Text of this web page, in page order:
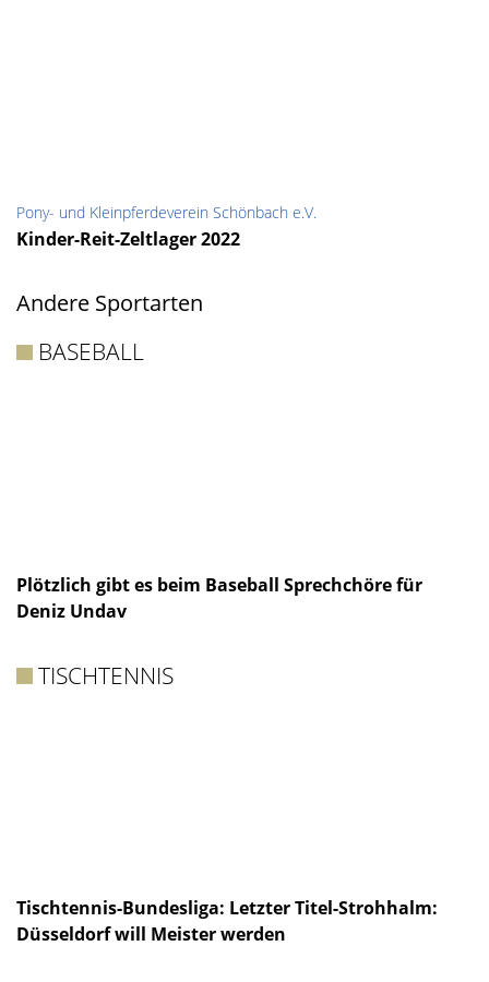
Pony- und Kleinpferdeverein Schönbach e.V.
Kinder-Reit-Zeltlager 2022
Andere Sportarten
BASEBALL
Plötzlich gibt es beim Baseball Sprechchöre für
Deniz Undav
TISCHTENNIS
Tischtennis-Bundesliga: Letzter Titel-Strohhalm:
Düsseldorf will Meister werden